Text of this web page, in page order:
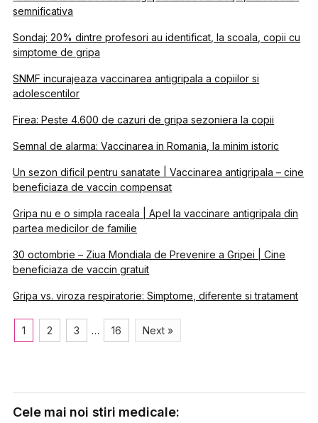
semnificativa
Sondaj: 20% dintre profesori au identificat, la scoala, copii cu
simptome de gripa
SNMF incurajeaza vaccinarea antigripala a copiilor si
adolescentilor
Firea: Peste 4.600 de cazuri de gripa sezoniera la copii
Semnal de alarma: Vaccinarea in Romania, la minim istoric
Un sezon dificil pentru sanatate | Vaccinarea antigripala – cine
beneficiaza de vaccin compensat
Gripa nu e o simpla raceala | Apel la vaccinare antigripala din
partea medicilor de familie
30 octombrie – Ziua Mondiala de Prevenire a Gripei | Cine
beneficiaza de vaccin gratuit
Gripa vs. viroza respiratorie: Simptome, diferente si tratament
1 2 3 … 16 Next »
Cele mai noi stiri medicale: